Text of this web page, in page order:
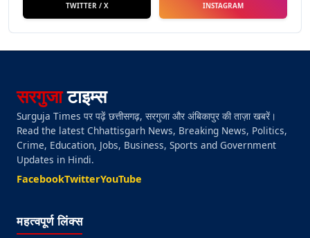
TWITTER / X INSTAGRAM
सरगुजाटाइम्स
Surguja Times पर पढ़ें छत्तीसगढ़, सरगुजा और अंबिकापुर की ताज़ा खबरें।
Read the latest Chhattisgarh News, Breaking News, Politics,
Crime, Education, Jobs, Business, Sports and Government
Updates in Hindi.
FacebookTwitterYouTube
महत्वपूर्ण लिंक्स